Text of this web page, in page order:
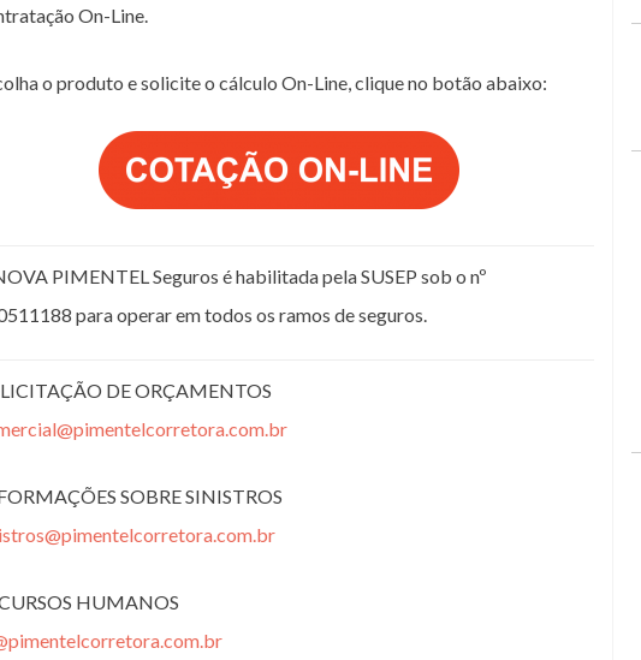
On-Line.
o produto e solicite o cálculo On-Line, clique no botão abaixo:
PIMENTEL Seguros é habilitada pela SUSEP sob o nº
para operar em todos os ramos de seguros.
DE ORÇAMENTOS
SOBRE SINISTROS
HUMANOS